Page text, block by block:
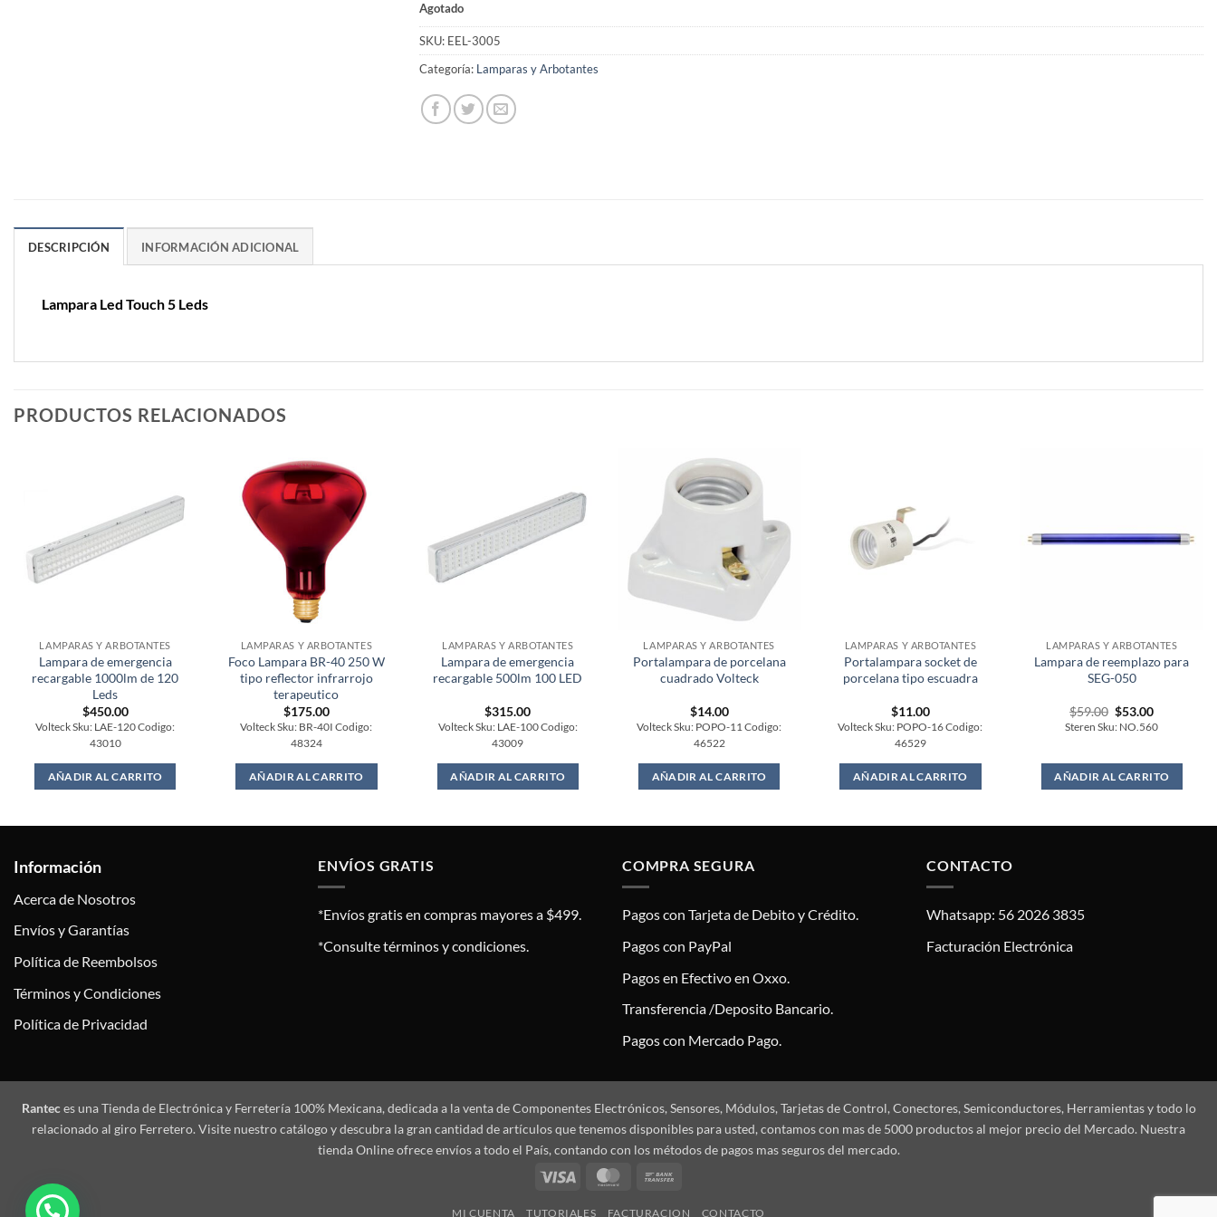
Agotado
SKU: EEL-3005
Categoría: Lamparas y Arbotantes
DESCRIPCIÓN INFORMACIÓN ADICIONAL
Lampara Led Touch 5 Leds
PRODUCTOS RELACIONADOS
LAMPARAS Y ARBOTANTES
Lampara de emergencia
recargable 1000lm de 120
Leds
$450.00
Volteck Sku: LAE-120 Codigo:
43010
AÑADIR AL CARRITO
LAMPARAS Y ARBOTANTES
Foco Lampara BR-40 250 W
tipo reflector infrarrojo
terapeutico
$175.00
Volteck Sku: BR-40I Codigo:
48324
AÑADIR AL CARRITO
LAMPARAS Y ARBOTANTES
Lampara de emergencia
recargable 500lm 100 LED
$315.00
Volteck Sku: LAE-100 Codigo:
43009
AÑADIR AL CARRITO
LAMPARAS Y ARBOTANTES
Portalampara de porcelana
cuadrado Volteck
$14.00
Volteck Sku: POPO-11 Codigo:
46522
AÑADIR AL CARRITO
LAMPARAS Y ARBOTANTES
Portalampara socket de
porcelana tipo escuadra
$11.00
Volteck Sku: POPO-16 Codigo:
46529
AÑADIR AL CARRITO
LAMPARAS Y ARBOTANTES
Lampara de reemplazo para
SEG-050
$59.00 Original
price
was:
$53.00Current
price
is:
Steren Sku: NO.560
AÑADIR AL CARRITO
Información
Acerca de Nosotros
Envíos y Garantías
Política de Reembolsos
Términos y Condiciones
Política de Privacidad
ENVÍOS GRATIS
*Envíos gratis en compras mayores a $499.
*Consulte términos y condiciones.
COMPRA SEGURA
Pagos con Tarjeta de Debito y Crédito.
Pagos con PayPal
Pagos en Efectivo en Oxxo.
Transferencia /Deposito Bancario.
Pagos con Mercado Pago.
CONTACTO
Whatsapp: 56 2026 3835
Facturación Electrónica
Ranteces una Tienda de Electrónica y Ferretería 100% Mexicana, dedicada a la venta de Componentes Electrónicos, Sensores, Módulos, Tarjetas de Control, Conectores, Semiconductores, Herramientas y todo lo
relacionado al giro Ferretero. Visite nuestro catálogo y descubra la gran cantidad de artículos que tenemos disponibles para usted, contamos con mas de 5000 productos al mejor precio del Mercado. Nuestra
tienda Online ofrece envíos a todo el País, contando con los métodos de pagos mas seguros del mercado.
Visa
MasterCard
MI CUENTA TUTORIALES FACTURACION CONTACTO